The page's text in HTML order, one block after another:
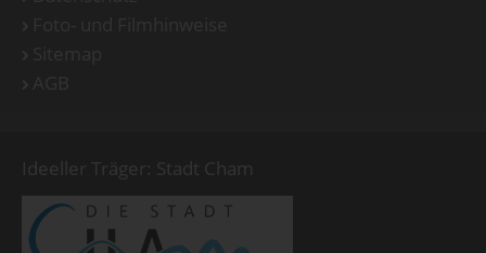
Ideeller Träger: Stadt Cham